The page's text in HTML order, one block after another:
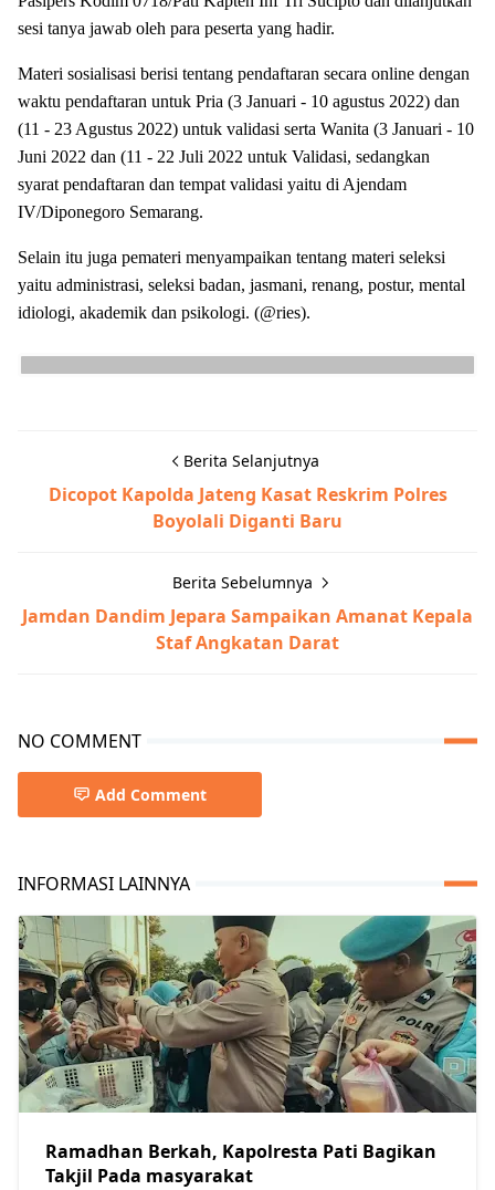
sesi tanya jawab oleh para peserta yang hadir.
Materi sosialisasi berisi tentang pendaftaran secara online dengan
waktu pendaftaran untuk Pria (3 Januari - 10 agustus 2022) dan
(11 - 23 Agustus 2022) untuk validasi serta Wanita (3 Januari - 10
Juni 2022 dan (11 - 22 Juli 2022 untuk Validasi, sedangkan
syarat pendaftaran dan tempat validasi yaitu di Ajendam
IV/Diponegoro Semarang.
Selain itu juga pemateri menyampaikan tentang materi seleksi
yaitu administrasi, seleksi badan, jasmani, renang, postur, mental
idiologi, akademik dan psikologi. (@ries).
Berita Selanjutnya
Dicopot Kapolda Jateng Kasat Reskrim Polres
Boyolali Diganti Baru
Berita Sebelumnya
Jamdan Dandim Jepara Sampaikan Amanat Kepala
Staf Angkatan Darat
NO COMMENT
Add Comment
INFORMASI LAINNYA
Ramadhan Berkah, Kapolresta Pati Bagikan
Takjil Pada masyarakat